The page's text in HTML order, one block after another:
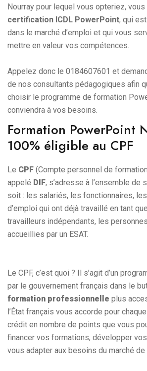
Nourray pour lequel vous opteriez,
certification ICDL PowerPoint, qui
dans le marché d’emploi et qui vous
mettre en valeur vos compétences.
Appelez donc le 0184607601 et
de nos consultants pédagogiques afin
choisir le programme de formation
conviendra à vos besoins.
Formation PowerPoint
100% éligible au CPF
Le CPF (Compte personnel de
appelé DIF, s’adresse à l’ensemble de
soit : les salariés, les fonctionnaires,
d’emploi qui ont déjà travaillé en tant
travailleurs indépendants, les
accueillies par un ESAT.
Le CPF, c’est quoi ? Il s’agit d’un
par le gouvernement français dans le
formation professionnelle plus
l’État français vous accorde pour
crédit en nombre de points que vous
financer vos formations, développer
vous adapter aux besoins du marché de